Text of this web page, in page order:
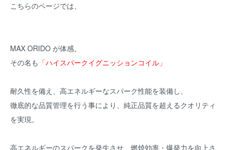
こちらのページでは、
MAX ORIDO が体感。
その名も 「ハイスパークイグニッションコイル」
耐久性を備え、高エネルギーなスパーク性能を装備し、
徹底的な品質管理を行う事により、純正品質を超えるクオリティ
を実現。
高エネルギーのスパークを発生させ、燃焼効率・爆発力を向上さ